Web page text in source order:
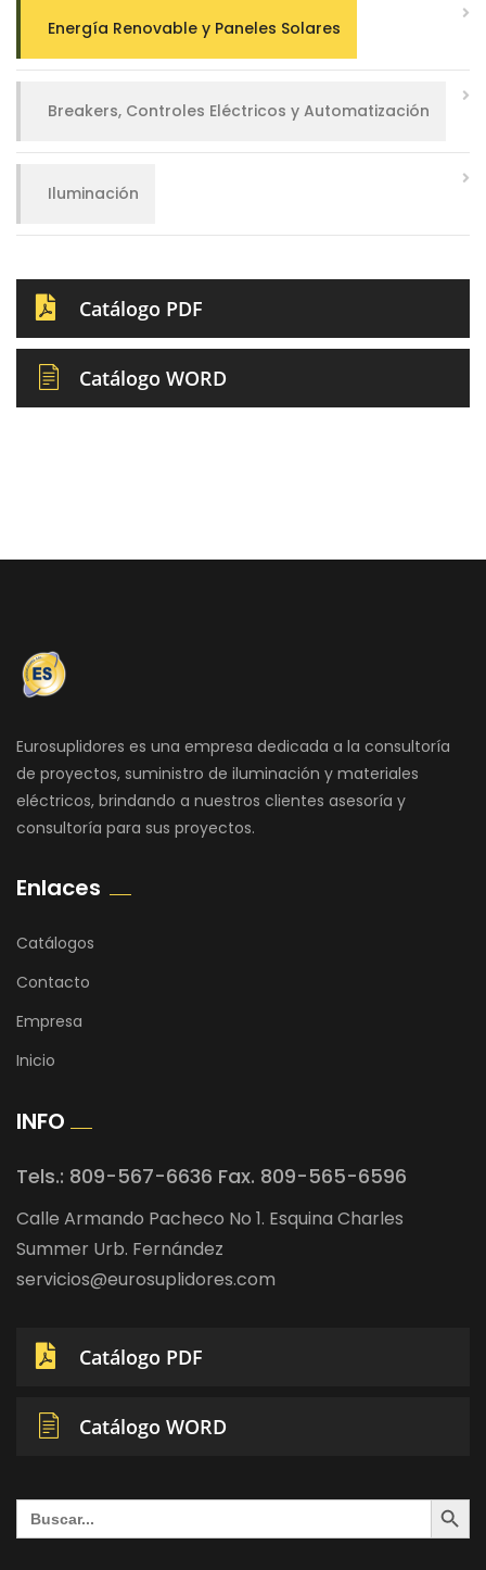
Energía Renovable y Paneles Solares
Breakers, Controles Eléctricos y Automatización
Iluminación
Catálogo PDF
Catálogo WORD
Eurosuplidores es una empresa dedicada a la consultoría
de proyectos, suministro de iluminación y materiales
eléctricos, brindando a nuestros clientes asesoría y
consultoría para sus proyectos.
Enlaces
Catálogos
Contacto
Empresa
Inicio
INFO
Tels.: 809-567-6636 Fax. 809-565-6596
Calle Armando Pacheco No 1. Esquina Charles
Summer Urb. Fernández
servicios@eurosuplidores.com
Catálogo PDF
Catálogo WORD
Search
for:
Search Button